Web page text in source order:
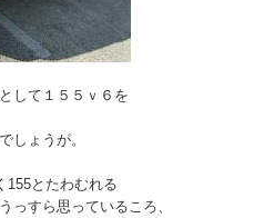
して１５５ｖ６を
しょうが。
155とたわむれる
っすら思っているころ、